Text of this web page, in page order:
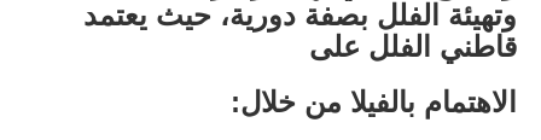
وتهيئة الفلل بصفة دورية، حيث يعتمد
قاطني الفلل على
الاهتمام بالفيلا من خلال: